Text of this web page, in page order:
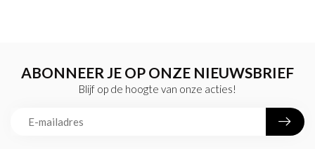
ABONNEER JE OP ONZE NIEUWSBRIEF
Blijf op de hoogte van onze acties!